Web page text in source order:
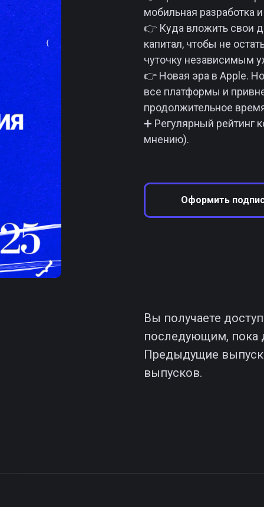
мобильная разработка
👉 Куда вложить свои
капитал, чтобы не
чуточку независимым
👉 Новая эра в Apple.
все платформы и
продолжительное
➕ Регулярный рейтинг
мнению).
Оформить
Вы получаете
последующим, пока
Предыдущие
выпусков.